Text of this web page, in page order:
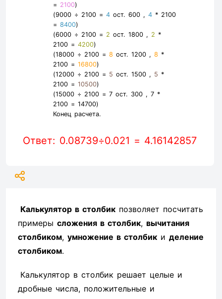
= 2100)
(9000 ÷ 2100 = 4ост. 600 , 4* 2100
= 8400)
(6000 ÷ 2100 = 2 ост. 1800 , 2 *
2100 = 4200)
(18000 ÷ 2100 = 8 ост. 1200 , 8 *
2100 = 16800)
(12000 ÷ 2100 = 5 ост. 1500 , 5 *
2100 = 10500)
(15000 ÷ 2100 = 7ост. 300 , 7*
2100 = 14700)
Конец расчета.
Ответ: 0.08739÷0.021 = 4.16142857
Калькулятор в столбик позволяет посчитать
примеры сложения в столбик, вычитания
столбиком, умножение в столбик и деление
столбиком.
Калькулятор в столбик решает целые и
дробные числа, положительные и